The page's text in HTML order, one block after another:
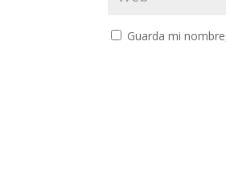
Guarda mi